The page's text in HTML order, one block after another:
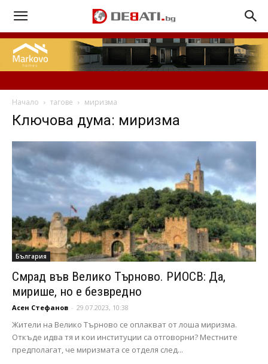
Начало тагове миризма
Ключова дума: миризма
България
Смрад във Велико Търново. РИОСВ: Да,
мирише, но е безвредно
Асен Стефанов - 29.07.2023, 10:38
Жители на Велико Търново се оплакват от лоша миризма.
Откъде идва тя и кои институции са отговорни? Местните
предполагат, че миризмата се отделя след...